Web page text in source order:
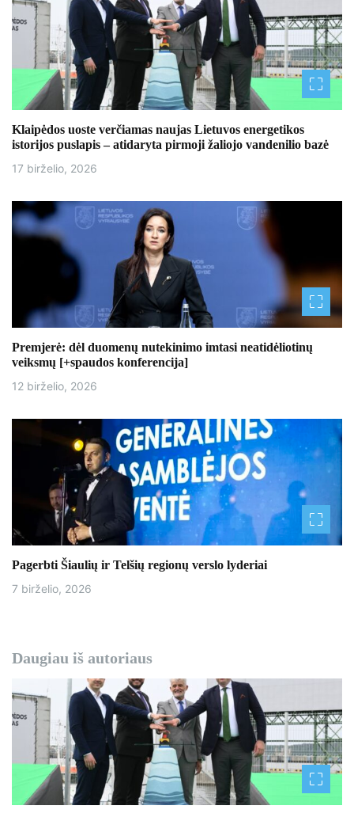
j
t
r
p
r
Klaipėdos uoste verčiamas naujas Lietuvos energetikos
istorijos puslapis – atidaryta pirmoji žaliojo vandenilio bazė
17 birželio, 2026
Premjerė: dėl duomenų nutekinimo imtasi neatidėliotinų
veiksmų [+spaudos konferencija]
12 birželio, 2026
Pagerbti Šiaulių ir Telšių regionų verslo lyderiai
7 birželio, 2026
Daugiau iš autoriaus